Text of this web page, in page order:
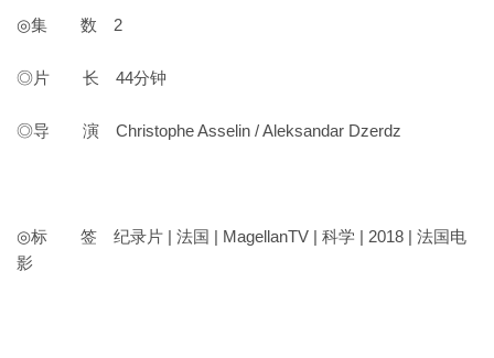
◎集 数 2
◎片 长 44分钟
◎导 演 Christophe Asselin / Aleksandar Dzerdz
◎标 签 纪录片 | 法国 | MagellanTV | 科学 | 2018 | 法国电
影